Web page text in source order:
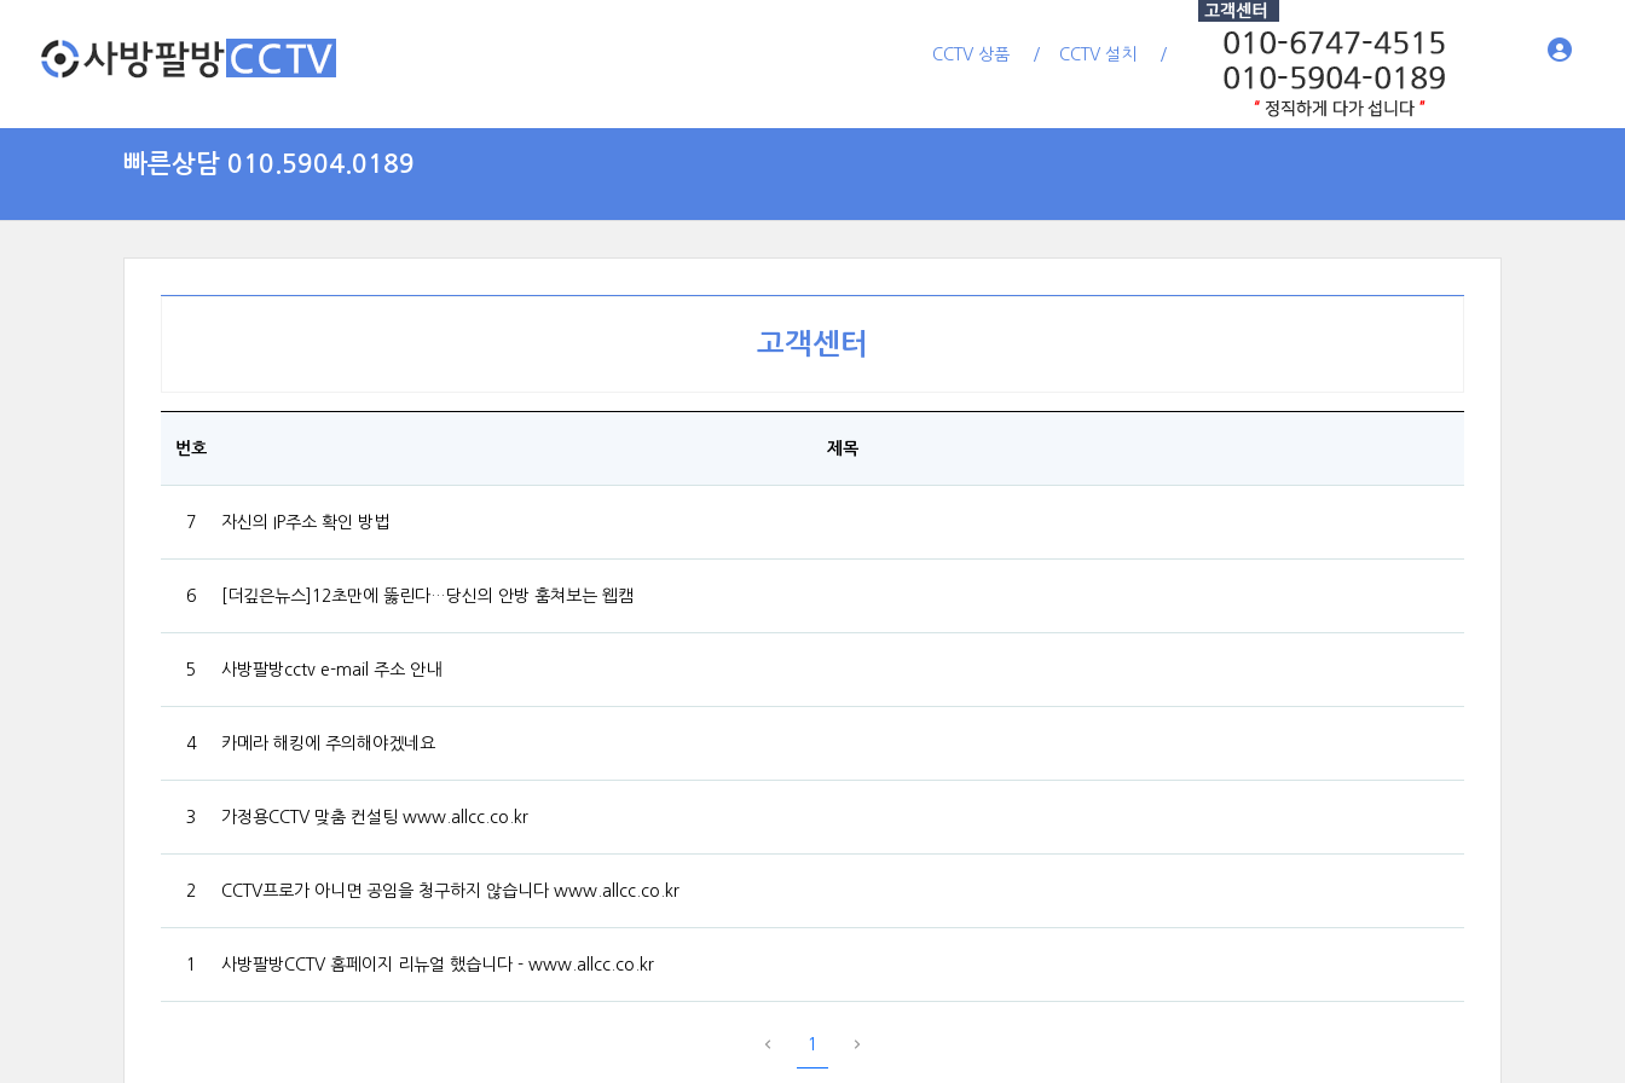
CCTV 상품 CCTV 설치
빠른상담 010.5904.0189
고객센터
번호 제목
7 자신의 IP주소 확인 방법
6 [더깊은뉴스]12초만에 뚫린다…당신의 안방 훔쳐보는 웹캠
5 사방팔방cctv e-mail 주소 안내
4 카메라 해킹에 주의해야겠네요
3 가정용CCTV 맞춤 컨설팅 www.allcc.co.kr
2 CCTV프로가 아니면 공임을 청구하지 않습니다 www.allcc.co.kr
1 사방팔방CCTV 홈페이지 리뉴얼 했습니다 - www.allcc.co.kr
1